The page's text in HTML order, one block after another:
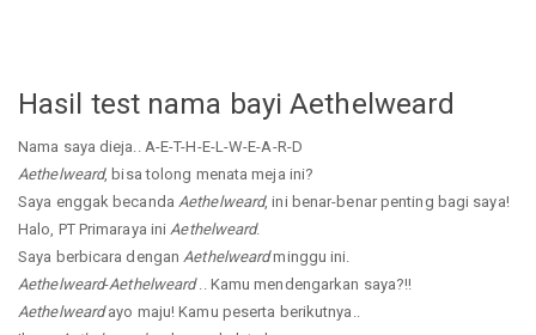
Hasil test nama bayi Aethelweard
Nama saya dieja.. A-E-T-H-E-L-W-E-A-R-D
Aethelweard, bisa tolong menata meja ini?
Saya enggak becanda Aethelweard, ini benar-benar penting bagi saya!
Halo, PT Primaraya iniAethelweard.
Saya berbicara denganAethelweardminggu ini.
Aethelweard-Aethelweard.. Kamu mendengarkan saya?!!
Aethelweardayo maju! Kamu peserta berikutnya..